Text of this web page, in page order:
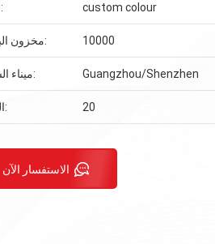
اللون: custom colour
مخزون البضائع: 10000
ميناء الشحن: Guangzhou/Shenzhen
المهلة: 20
الاستفسار الآن